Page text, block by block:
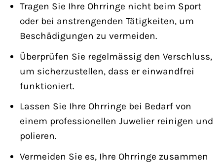
Tragen Sie Ihre Ohrringe nicht beim Sport
oder bei anstrengenden Tätigkeiten, um
Beschädigungen zu vermeiden.
Überprüfen Sie regelmässig den Verschluss,
um sicherzustellen, dass er einwandfrei
funktioniert.
Lassen Sie Ihre Ohrringe bei Bedarf von
einem professionellen Juwelier reinigen und
polieren.
Vermeiden Sie es, Ihre Ohrringe zusammen